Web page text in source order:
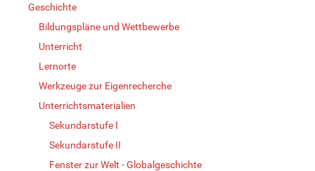
Geschichte
Bildungspläne und Wettbewerbe
Unterricht
Lernorte
Werkzeuge zur Eigenrecherche
Unterrichtsmaterialien
Sekundarstufe I
Sekundarstufe II
Fenster zur Welt - Globalgeschichte